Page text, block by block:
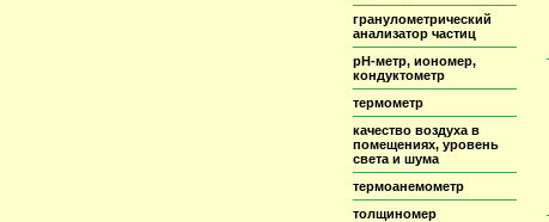
гранулометрический
анализатор частиц
pH-метр, иономер,
кондуктометр
термометр
качество воздуха в
помещениях, уровень
света и шума
термоанемометр
толщиномер